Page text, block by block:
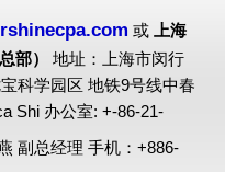
或
上海
部）
地址：上海市闵行
科学园区 地铁9号线中春
Shi 办公室: +-86-21-
副总经理 手机：+886-